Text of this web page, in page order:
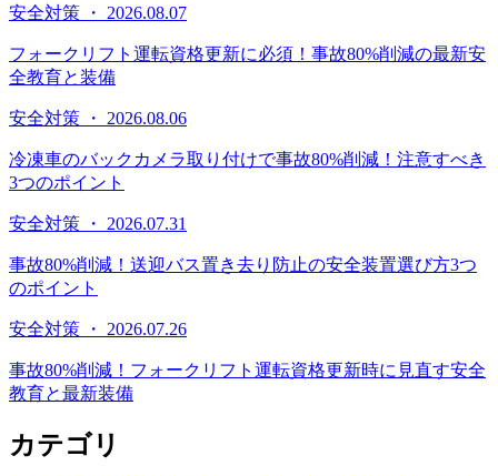
安全対策 ・ 2026.08.07
フォークリフト運転資格更新に必須！事故80%削減の最新安
全教育と装備
安全対策 ・ 2026.08.06
冷凍車のバックカメラ取り付けで事故80%削減！注意すべき
3つのポイント
安全対策 ・ 2026.07.31
事故80%削減！送迎バス置き去り防止の安全装置選び方3つ
のポイント
安全対策 ・ 2026.07.26
事故80%削減！フォークリフト運転資格更新時に見直す安全
教育と最新装備
カテゴリ